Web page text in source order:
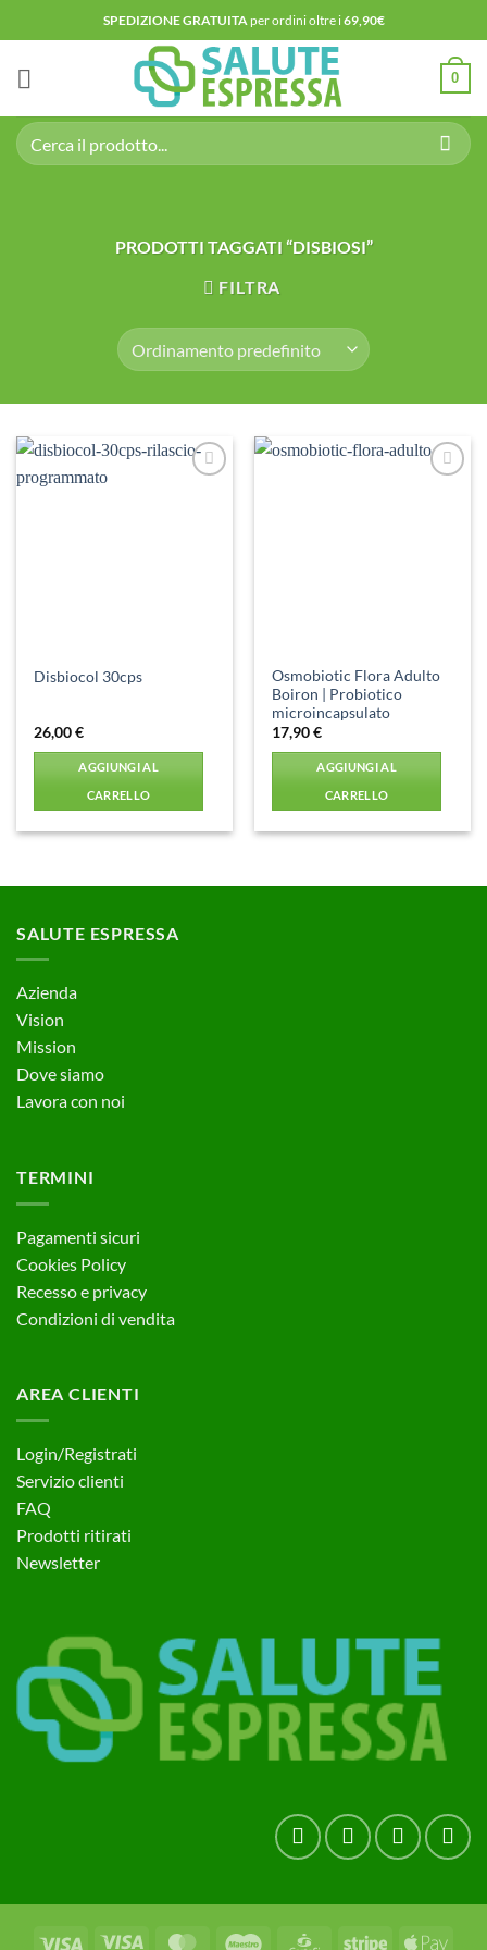
ai
contenuti
SPEDIZIONE GRATUITAper ordini oltre i69,90€
0
Cerca:
PRODOTTI TAGGATI “DISBIOSI”
FILTRA
Disbiocol 30cps
26,00€
AGGIUNGI AL
CARRELLO
Osmobiotic Flora Adulto
Boiron | Probiotico
microincapsulato
17,90€
AGGIUNGI AL
CARRELLO
SALUTE ESPRESSA
Azienda
Vision
Mission
Dove siamo
Lavora con noi
TERMINI
Pagamenti sicuri
Cookies Policy
Recesso e privacy
Condizioni di vendita
AREA CLIENTI
Login/Registrati
Servizio clienti
FAQ
Prodotti ritirati
Newsletter
Visa Visa MasterCardMaestro CartaSi Stripe Apple